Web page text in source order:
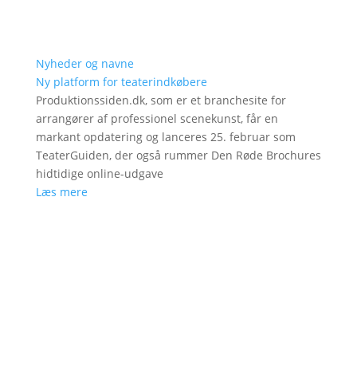
Nyheder og navne
Ny platform for teaterindkøbere
Produktionssiden.dk, som er et branchesite for
arrangører af professionel scenekunst, får en
markant opdatering og lanceres 25. februar som
TeaterGuiden, der også rummer Den Røde Brochures
hidtidige online-udgave
Læs mere